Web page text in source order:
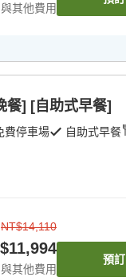
其他費用
餐] [自助式早餐]
費停車場 自助式早餐
NT$14,110
其他費用
預訂